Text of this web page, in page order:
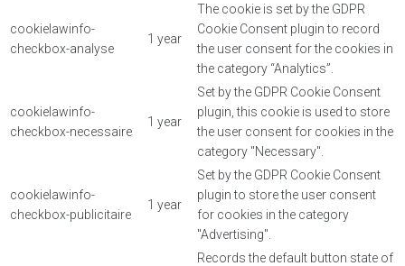
cookielawinfo-
checkbox-analyse
1 year
The cookie is set by the GDPR
Cookie Consent plugin to record
the user consent for the cookies in
the category “Analytics”.
cookielawinfo-
checkbox-necessaire
1 year
Set by the GDPR Cookie Consent
plugin, this cookie is used to store
the user consent for cookies in the
category "Necessary".
cookielawinfo-
checkbox-publicitaire
1 year
Set by the GDPR Cookie Consent
plugin to store the user consent
for cookies in the category
"Advertising".
Records the default button state of